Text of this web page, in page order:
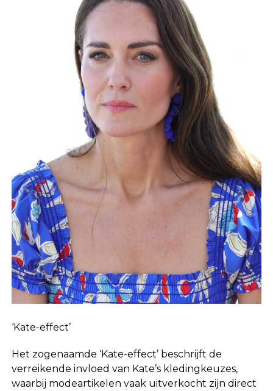
‘Kate-effect’
Het zogenaamde ‘Kate-effect’ beschrijft de
verreikende invloed van Kate’s kledingkeuzes,
waarbij modeartikelen vaak uitverkocht zijn direct